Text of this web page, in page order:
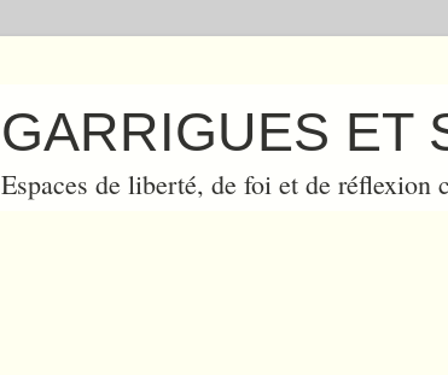
GARRIGUES ET
Espaces de liberté, de foi et de réflexion